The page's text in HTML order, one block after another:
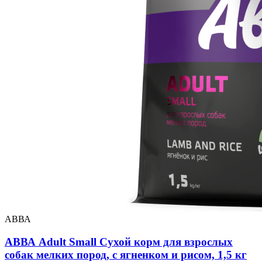
АВВА
АВВА Adult Small Сухой корм для взрослых
собак мелких пород, с ягненком и рисом, 1,5 кг